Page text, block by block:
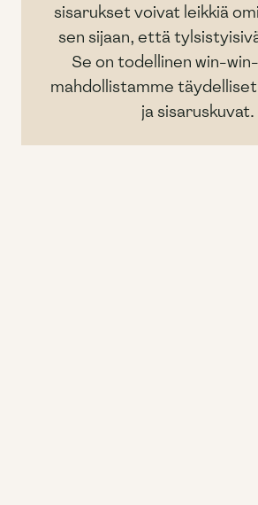
sisarukset voivat leikkiä
sen sijaan, että
Se on todellinen win-
mahdollistamme
ja sisaruskuvat.